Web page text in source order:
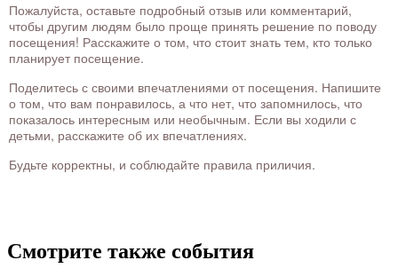
Пожалуйста, оставьте подробный отзыв или комментарий,
чтобы другим людям было проще принять решение по поводу
посещения! Расскажите о том, что стоит знать тем, кто только
планирует посещение.
Поделитесь с своими впечатлениями от посещения. Напишите
о том, что вам понравилось, а что нет, что запомнилось, что
показалось интересным или необычным. Если вы ходили с
детьми, расскажите об их впечатлениях.
Будьте корректны, и соблюдайте правила приличия.
Смотрите также события